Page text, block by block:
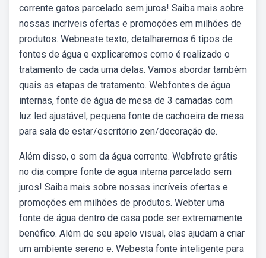
corrente gatos parcelado sem juros! Saiba mais sobre
nossas incríveis ofertas e promoções em milhões de
produtos. Webneste texto, detalharemos 6 tipos de
fontes de água e explicaremos como é realizado o
tratamento de cada uma delas. Vamos abordar também
quais as etapas de tratamento. Webfontes de água
internas, fonte de água de mesa de 3 camadas com
luz led ajustável, pequena fonte de cachoeira de mesa
para sala de estar/escritório zen/decoração de.
Além disso, o som da água corrente. Webfrete grátis
no dia compre fonte de agua interna parcelado sem
juros! Saiba mais sobre nossas incríveis ofertas e
promoções em milhões de produtos. Webter uma
fonte de água dentro de casa pode ser extremamente
benéfico. Além de seu apelo visual, elas ajudam a criar
um ambiente sereno e. Webesta fonte inteligente para